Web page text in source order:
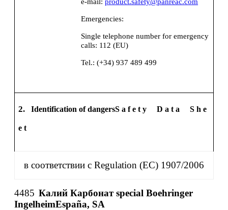
Emergencies:
Single telephone number for emergency
calls: 112 (EU)
Tel.: (+34) 937 489 499
2. Identification of dangersS a f e t y D a t a S h e
e t
в соответствии с Regulation (EC) 1907/2006
4485 Калий Карбонат special Boehringer
IngelheimEspaña, SA